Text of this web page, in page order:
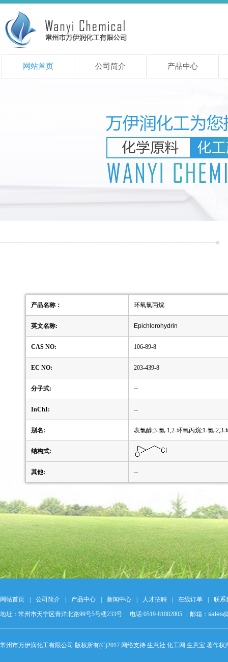
网站首页 公司简介 产品中心
产品名称： 环氧氯丙烷
英文名称: Epichlorohydrin
CAS NO: 106-89-8
EC NO: 203-439-8
分子式: --
InChI: --
别名: 表氯醇;3-氯-1,2-环氧丙烷;1-氯-
结构式:
其他: --
网站首页 公司简介 产品中心 新闻中心 人才招聘 在线订单 联系
地址：常州市天宁区青洋北路99号5号楼233号 电话:0519-81882805 邮箱：
常州市万伊润化工有限公司 版权所有(C)2017 网络支持 生意社 化工网 生意宝 著作权